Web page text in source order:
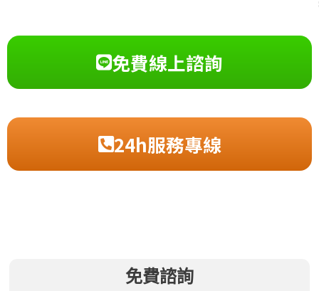
免費線上諮詢
24h服務專線
免費諮詢